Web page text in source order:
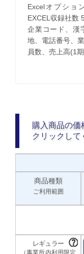
Excelオプショ
EXCEL収録社数
企業コード、漢
地、電話番号、
員数、売上高(1
購入商品の価
クリックして
商品種類
ご利用範囲